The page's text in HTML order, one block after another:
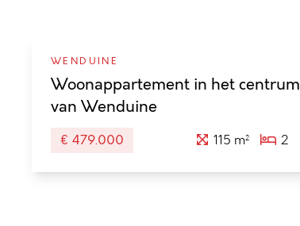
WENDUINE
Woonappartement in het centrum
van Wenduine
€ 479.000 115 m² 2